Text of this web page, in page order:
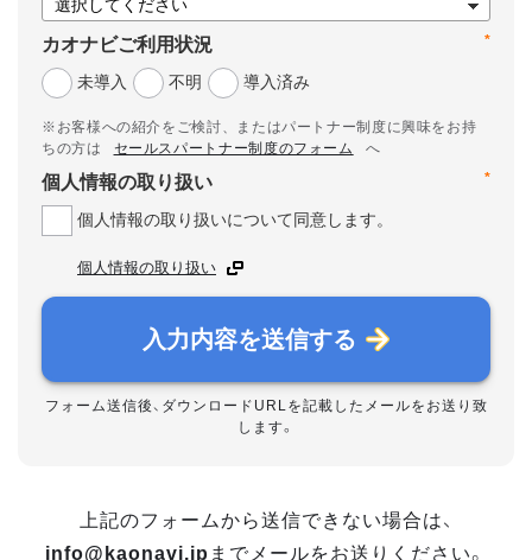
*
カオナビご利用状況
未導入
不明 導入済み
※お客様への紹介をご検討、またはパートナー制度に興味をお持
ちの方は
セールスパートナー制度のフォーム
へ
*
個人情報の取り扱い
個人情報の取り扱いについて同意します。
個人情報の取り扱い
入力内容を送信する
フォーム送信後、ダウンロードURLを記載したメールをお送り致
します。
上記のフォームから送信できない場合は、
info@kaonavi.jp までメールをお送りください。